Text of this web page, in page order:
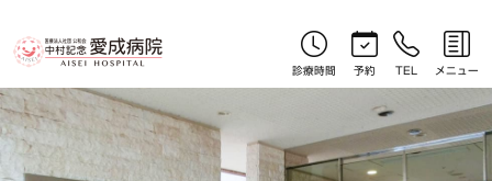
診療時間 予約 TEL メニュー